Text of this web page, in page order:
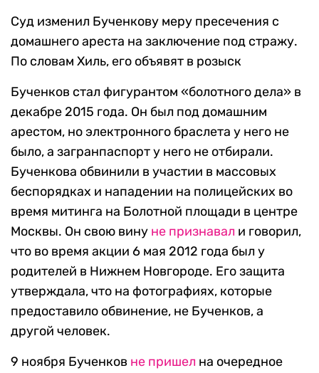
Суд изменил Бученкову меру пресечения с
домашнего ареста на заключение под стражу.
По словам Хиль, его объявят в розыск
Бученков стал фигурантом «болотного дела» в
декабре 2015 года. Он был под домашним
арестом, но электронного браслета у него не
было, а загранпаспорт у него не отбирали.
Бученкова обвинили в участии в массовых
беспорядках и нападении на полицейских во
время митинга на Болотной площади в центре
Москвы. Он свою вину не признавал и говорил,
что во время акции 6 мая 2012 года был у
родителей в Нижнем Новгороде. Его защита
утверждала, что на фотографиях, которые
предоставило обвинение, не Бученков, а
другой человек.
9 ноября Бученков не пришел на очередное